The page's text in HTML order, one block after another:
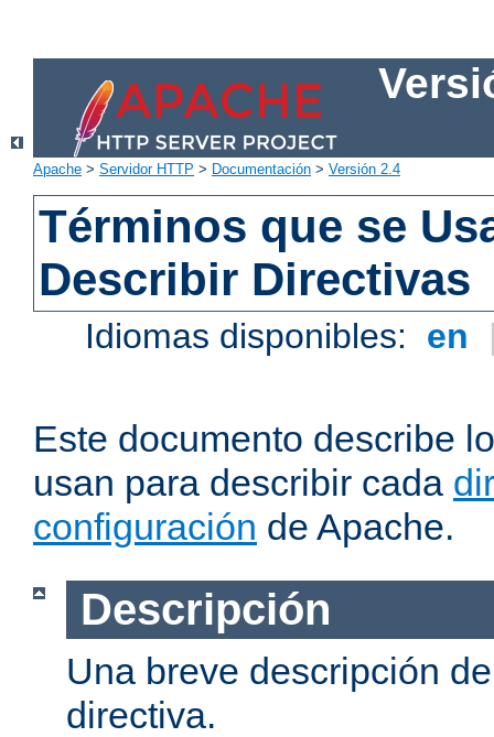
Apache > Servidor HTTP > Documentación > Versión 2.4
Términos que se
Describir Directivas
Idiomas disponibles: en
Este documento describe
usan para describir cada
configuración de Apache.
Descripción
Una breve descripción
directiva.